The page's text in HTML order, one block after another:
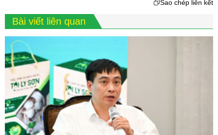
Sao chép liên kết
Bài viết liên quan